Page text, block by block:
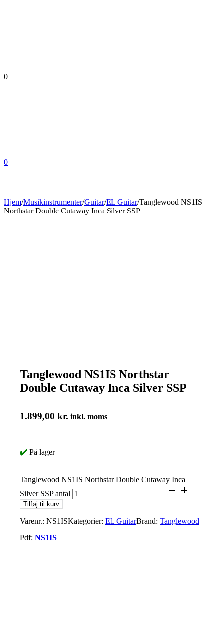
0
0
Hjem/Musikinstrumenter/Guitar/EL Guitar/Tanglewood NS1IS
Northstar Double Cutaway Inca Silver SSP
Tanglewood NS1IS Northstar
Double Cutaway Inca Silver SSP
1.899,00 kr. inkl. moms
✔️ På lager
Tanglewood NS1IS Northstar Double Cutaway Inca
Silver SSP antal
Tilføj til kurv
Varenr.: NS1ISKategorier: EL GuitarBrand: Tanglewood
Pdf: NS1IS